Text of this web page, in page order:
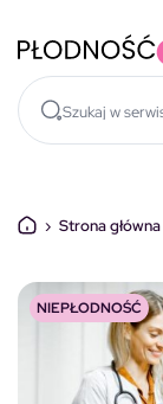
› Strona główna
NIEPŁODNOŚĆ